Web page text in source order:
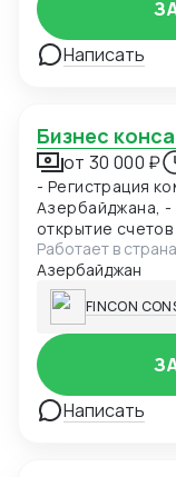
Написать
Бизнес
от 30 000 ₽
- Регистрация
Азербайджана,
открытие счетов в банках, -
подаче
Содействие при
Азербайджане -
(1С), - Ведение
Помощь в
при посреднических
Работает в
Азербайджан
FINCON
Написать